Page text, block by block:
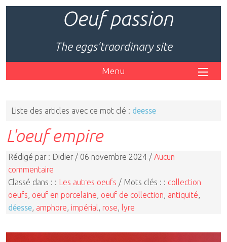
Oeuf passion
The eggs'traordinary site
Menu
Liste des articles avec ce mot clé : deesse
L'oeuf empire
Rédigé par : Didier / 06 novembre 2024 / Aucun
commentaire
Classé dans : : Les autres oeufs / Mots clés : : collection
oeufs oeuf en porcelaine oeuf de collection antiquité
déesse amphore impérial rose lyre